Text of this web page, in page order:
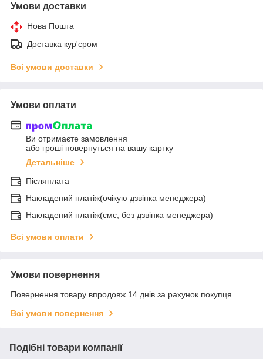
Умови доставки
Нова Пошта
Доставка кур'єром
Всі умови доставки
Умови оплати
Ви отримаєте замовлення
або гроші повернуться на вашу картку
Детальніше
Післяплата
Накладений платіж(очікую дзвінка менеджера)
Накладений платіж(смс, без дзвінка менеджера)
Всі умови оплати
Умови повернення
Повернення товару впродовж 14 днів за рахунок покупця
Всі умови повернення
Подібні товари компанії